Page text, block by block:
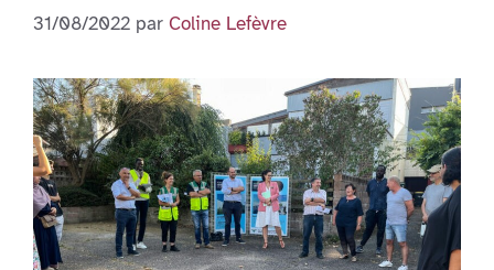
31/08/2022 par Coline Lefèvre